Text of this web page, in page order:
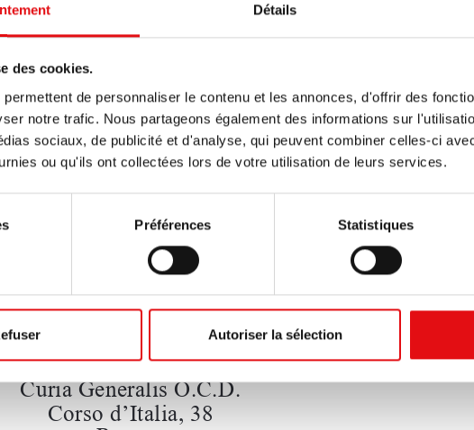
Détails
des cookies.
de personnaliser le contenu et les annonces, d'offrir des
notre trafic. Nous partageons également des informations sur
sociaux, de publicité et d'analyse, qui peuvent combiner celles-ci
ou qu'ils ont collectées lors de votre utilisation de leurs services.
Préférences Statistiques
Autoriser la sélection